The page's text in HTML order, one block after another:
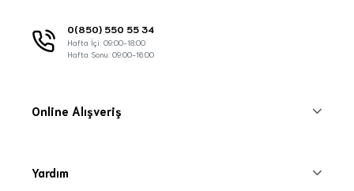
0(850) 550 55 34
Hafta İçi: 09:00-18:00
Hafta Sonu: 09:00-16:00
Online Alışveriş
Yardım